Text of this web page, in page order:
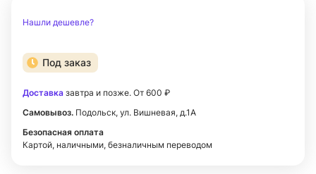
Нашли дешевле?
Под заказ
Доставка завтра и позже. От 600 ₽
Самовывоз. Подольск, ул. Вишневая, д.1А
Безопасная оплата
Картой, наличными, безналичным переводом